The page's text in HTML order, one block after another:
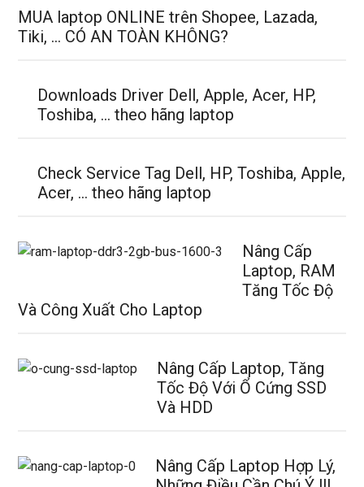
MUA laptop ONLINE trên Shopee, Lazada,
Tiki, … CÓ AN TOÀN KHÔNG?
Downloads Driver Dell, Apple, Acer, HP,
Toshiba, … theo hãng laptop
Check Service Tag Dell, HP, Toshiba, Apple,
Acer, … theo hãng laptop
Nâng Cấp
Laptop, RAM
Tăng Tốc Độ
Và Công Xuất Cho Laptop
Nâng Cấp Laptop, Tăng
Tốc Độ Với Ổ Cứng SSD
Và HDD
Nâng Cấp Laptop Hợp Lý,